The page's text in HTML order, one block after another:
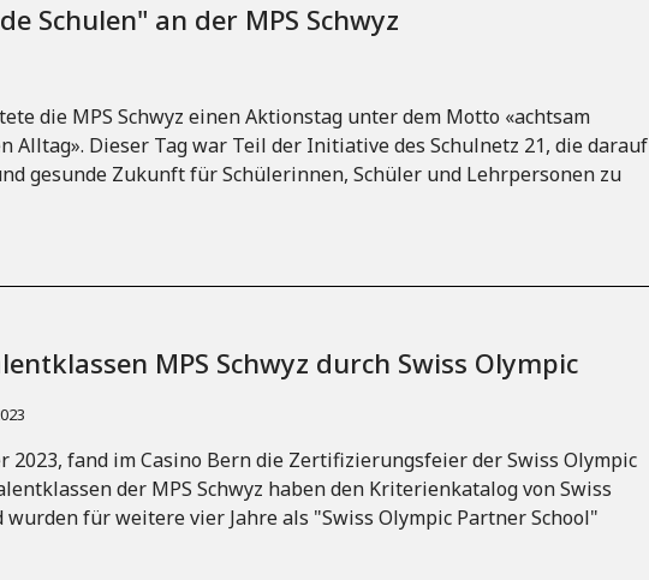
Schulen" an der MPS Schwyz
die MPS Schwyz einen Aktionstag unter dem Motto «achtsam
Alltag». Dieser Tag war Teil der Initiative des Schulnetz 21, die darauf
gesunde Zukunft für Schülerinnen, Schüler und Lehrpersonen zu
MPS Schwyz durch Swiss Olympic
2023, fand im Casino Bern die Zertifizierungsfeier der Swiss Olympic
der MPS Schwyz haben den Kriterienkatalog von Swiss
für weitere vier Jahre als "Swiss Olympic Partner School"